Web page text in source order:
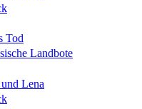
Tod
Landbote
Lena